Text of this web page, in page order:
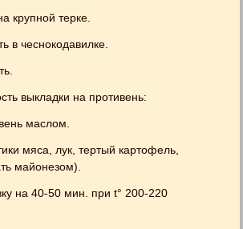
крупной терке.
в чеснокодавилке.
выкладки на противень:
маслом.
мяса, лук, тертый картофель,
майонезом).
на 40-50 мин. при t° 200-220